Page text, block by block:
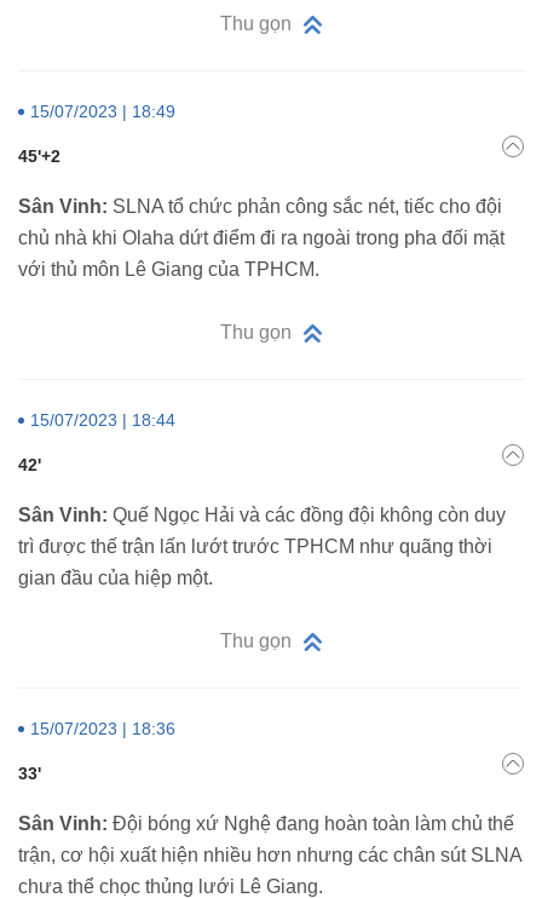
Thu gọn
15/07/2023 | 18:49
45'+2
Sân Vinh: SLNA tổ chức phản công sắc nét, tiếc cho đội
chủ nhà khi Olaha dứt điểm đi ra ngoài trong pha đối mặt
với thủ môn Lê Giang của TPHCM.
Thu gọn
15/07/2023 | 18:44
42'
Sân Vinh: Quế Ngọc Hải và các đồng đội không còn duy
trì được thế trận lấn lướt trước TPHCM như quãng thời
gian đầu của hiệp một.
Thu gọn
15/07/2023 | 18:36
33'
Sân Vinh: Đội bóng xứ Nghệ đang hoàn toàn làm chủ thế
trận, cơ hội xuất hiện nhiều hơn nhưng các chân sút SLNA
chưa thể chọc thủng lưới Lê Giang.